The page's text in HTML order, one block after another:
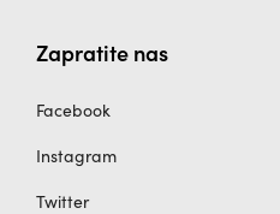
Zapratite nas
Facebook
Instagram
Twitter